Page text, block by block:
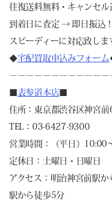
往復送料無料・キャンセル
到着日に査定 → 即日振込！
スピーディーに対応致しま
◆宅配買取申込みフォーム
－－－－－－－－－－－－
表参道本店
住所：東京都渋谷区神宮
TEL：03-6427-9300
営業時間：（平日）
定休日：土曜日・日曜日
アクセス：明治神宮前駅
駅から徒歩5分